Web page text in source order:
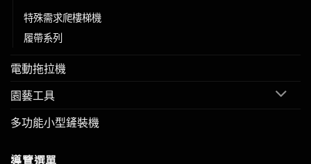
特殊需求爬樓梯機
履帶系列
電動拖拉機
園藝工具
多功能小型鏟裝機
導覽選單